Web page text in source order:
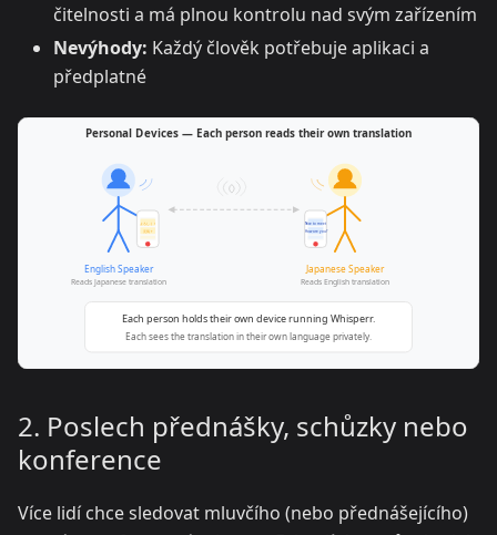
čitelnosti a má plnou kontrolu nad svým zařízením
Nevýhody: Každý člověk potřebuje aplikaci a
předplatné
2. Poslech přednášky, schůzky nebo
konference
Více lidí chce sledovat mluvčího (nebo přednášejícího)